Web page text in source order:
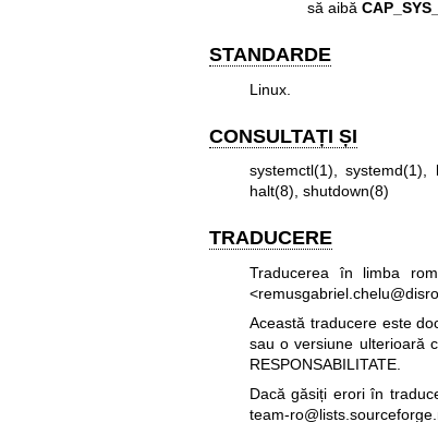
să aibă
STANDARDE
Linux.
CONSULTAȚI ȘI
systemctl(1) ,systemd(1)
halt(8) shutdown(8)
TRADUCERE
Traducerea în limba
Această traducere este
sau o versiune ulterioară
RESPONSABILITATE.
Dacă găsiți erori în
team-